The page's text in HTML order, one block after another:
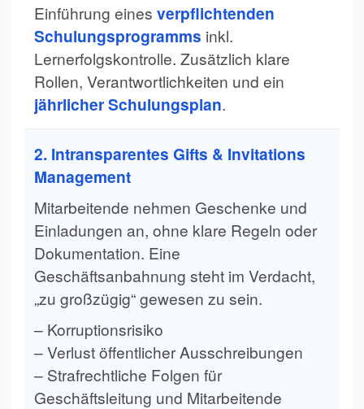
Einführung eines verpflichtenden
Schulungsprogramms inkl.
Lernerfolgskontrolle. Zusätzlich klare
Rollen, Verantwortlichkeiten und ein
jährlicher Schulungsplan.
2. Intransparentes Gifts & Invitations
Management
Mitarbeitende nehmen Geschenke und
Einladungen an, ohne klare Regeln oder
Dokumentation. Eine
Geschäftsanbahnung steht im Verdacht,
„zu großzügig“ gewesen zu sein.
– Korruptionsrisiko
– Verlust öffentlicher Ausschreibungen
– Strafrechtliche Folgen für
Geschäftsleitung und Mitarbeitende